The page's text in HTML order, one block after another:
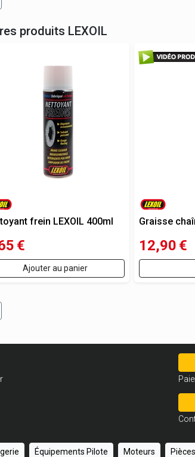
produits LEXOIL
frein LEXOIL 400ml
€
Ajouter au panier
Graisse
12,90 €
Équipements Pilote Moteurs